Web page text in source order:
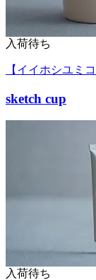
入荷待ち
【イイホシユミ
sketch cup
入荷待ち